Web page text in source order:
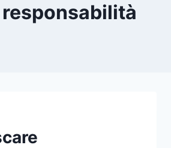
responsabilità